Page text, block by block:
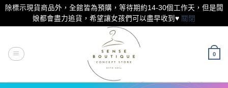
除標示現貨商品外，全館皆為預購，等待期約14-30個工作天，但是闆
娘都會盡力追貨，希望讓女孩們可以盡早收到♥ 關閉
content
0